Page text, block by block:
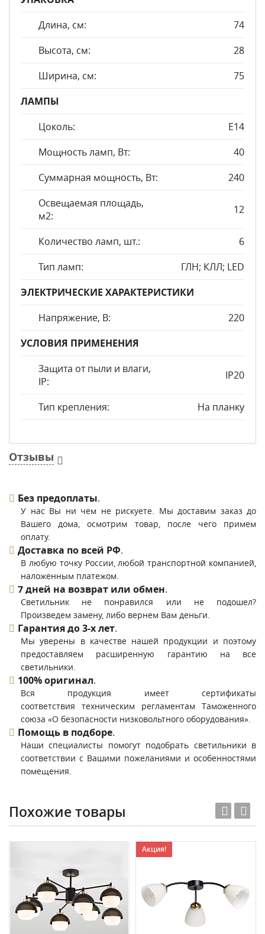
Длина, см:
74
Высота, см:
28
Ширина, см:
75
ЛАМПЫ
Цоколь:
E14
Мощность ламп, Вт:
40
Суммарная мощность, Вт:
240
Освещаемая площадь,
м2:
12
Количество ламп, шт.:
6
Тип ламп:
ГЛН; КЛЛ; LED
ЭЛЕКТРИЧЕСКИЕ ХАРАКТЕРИСТИКИ
Напряжение, В:
220
УСЛОВИЯ ПРИМЕНЕНИЯ
Защита от пыли и влаги,
IP:
IP20
Тип крепления: На планку
Отзывы
Без предоплаты.
У нас Вы ни чем не рискуете. Мы доставим заказ до
Вашего дома, осмотрим товар, после чего примем
оплату.
Доставка по всей РФ.
В любую точку России, любой транспортной компанией,
наложенным платежом.
7 дней на возврат или обмен.
Светильник не понравился или не подошел?
Произведем замену, либо вернем Вам деньги.
Гарантия до 3-х лет.
Мы уверены в качестве нашей продукции и поэтому
предоставляем расширенную гарантию на все
светильники.
100% оригинал.
Вся продукция имеет сертификаты
соответствия техническим регламентам Таможенного
союза «О безопасности низковольтного оборудования».
Помощь в подборе.
Наши специалисты помогут подобрать светильники в
соответствии с Вашими пожеланиями и особенностями
помещения.
Похожие товары
Акция!